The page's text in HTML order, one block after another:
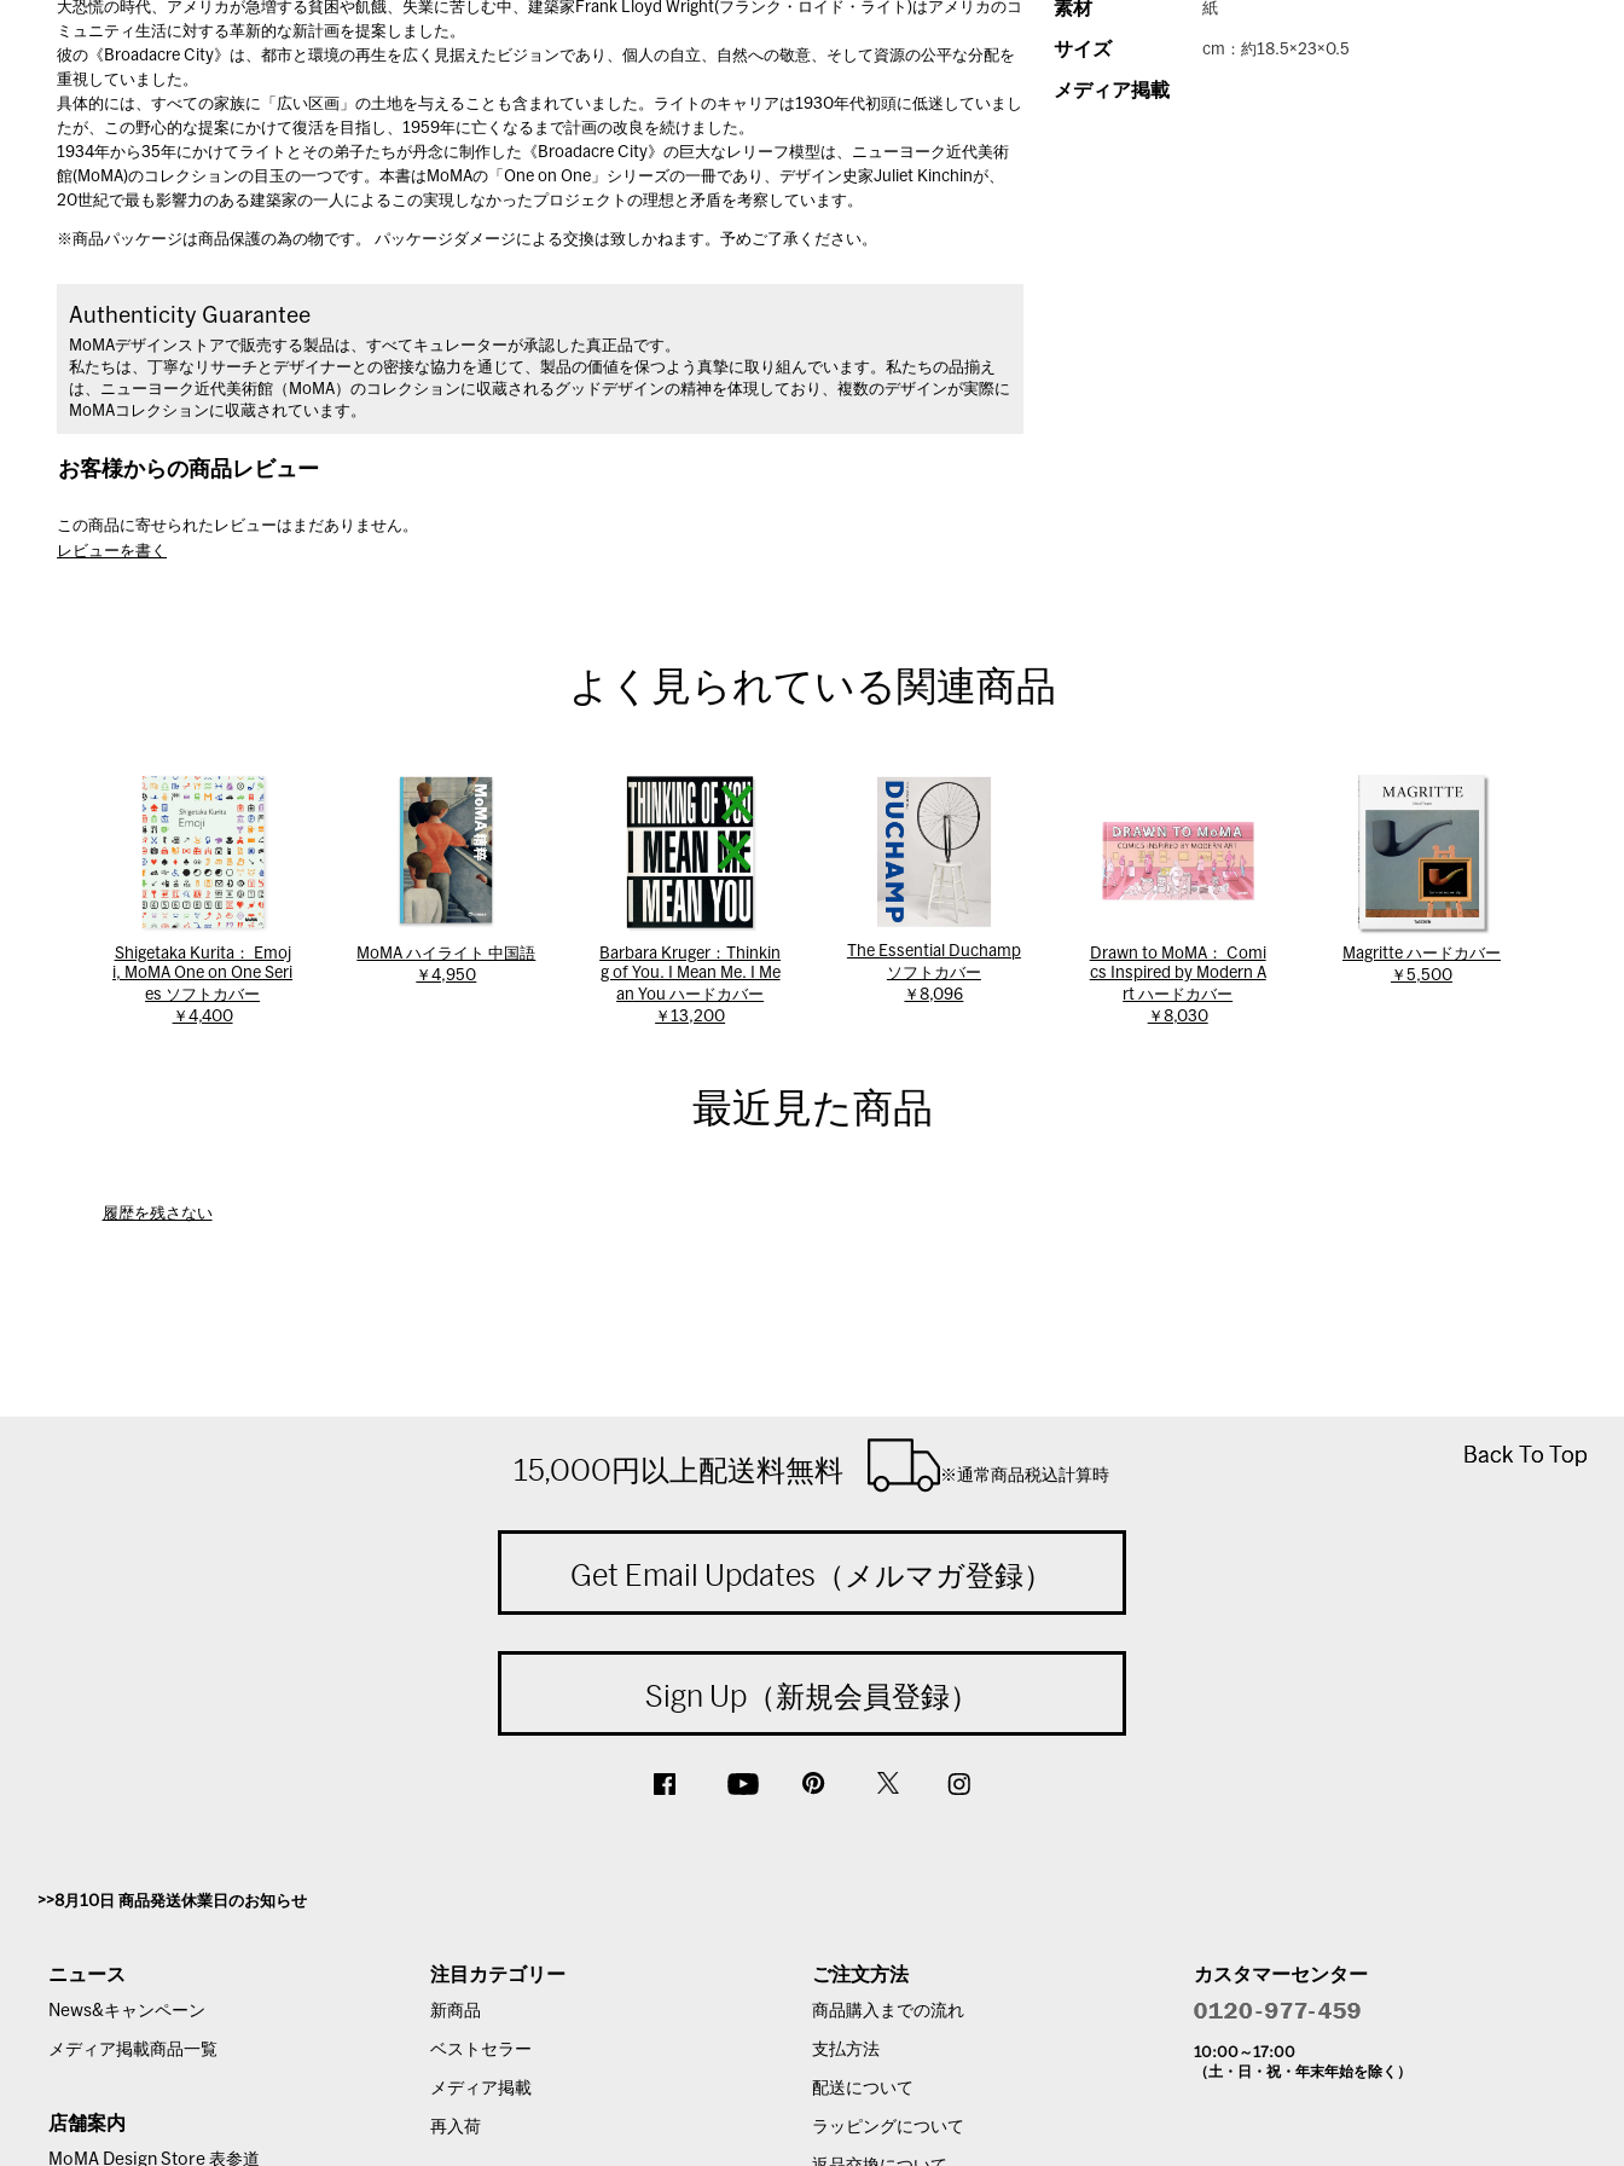
大恐慌の時代、アメリカが急増する貧困や飢餓、失業に苦しむ中、建築家Frank Lloyd Wright(フランク・ロイド・ライト)はアメリカのコ
ミュニティ生活に対する革新的な新計画を提案しました。
彼の《Broadacre City》は、都市と環境の再生を広く見据えたビジョンであり、個人の自立、自然への敬意、そして資源の公平な分配を
重視していました。
具体的には、すべての家族に「広い区画」の土地を与えることも含まれていました。ライトのキャリアは1930年代初頭に低迷していまし
たが、この野心的な提案にかけて復活を目指し、1959年に亡くなるまで計画の改良を続けました。
1934年から35年にかけてライトとその弟子たちが丹念に制作した《Broadacre City》の巨大なレリーフ模型は、ニューヨーク近代美術
館(MoMA)のコレクションの目玉の一つです。本書はMoMAの「One on One」シリーズの一冊であり、デザイン史家Juliet Kinchinが、
20世紀で最も影響力のある建築家の一人によるこの実現しなかったプロジェクトの理想と矛盾を考察しています。
※商品パッケージは商品保護の為の物です。 パッケージダメージによる交換は致しかねます。予めご了承ください。
Authenticity Guarantee
MoMAデザインストアで販売する製品は、すべてキュレーターが承認した真正品です。
私たちは、丁寧なリサーチとデザイナーとの密接な協力を通じて、製品の価値を保つよう真摯に取り組んでいます。私たちの品揃え
は、ニューヨーク近代美術館（MoMA）のコレクションに収蔵されるグッドデザインの精神を体現しており、複数のデザインが実際に
MoMAコレクションに収蔵されています。
素材 紙
サイズ cm：約18.5×23×0.5
メディア掲載
お客様からの商品レビュー
この商品に寄せられたレビューはまだありません。
レビューを書く
よく見られている関連商品
Shigetaka Kurita： Emoj
i, MoMA One on One Seri
es ソフトカバー
￥4,400
MoMA ハイライト 中国語
￥4,950
Barbara Kruger：Thinkin
g of You. I Mean Me. I Me
an You ハードカバー
￥13,200
The Essential Duchamp
ソフトカバー
￥8,096
Drawn to MoMA： Comi
cs Inspired by Modern A
rt ハードカバー
￥8,030
Magritte ハードカバー
￥5,500
最近見た商品
履歴を残さない
Back To Top
Back To Top
15,000円以上配送料無料 ※通常商品税込計算時
Get Email Updates（メルマガ登録）
Sign Up（新規会員登録）
8月10日 商品発送休業日のお知らせ
ニュース
News&キャンペーン
メディア掲載商品一覧
店舗案内
MoMA Design Store 表参道
注目カテゴリー
新商品
ベストセラー
メディア掲載
再入荷
ご注文方法
商品購入までの流れ
支払方法
配送について
ラッピングについて
カスタマーセンター
10:00～17:00
（土・日・祝・年末年始を除く）